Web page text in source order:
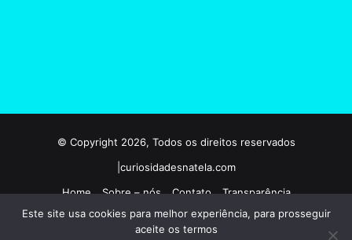
© Copyright 2026, Todos os direitos reservados
|curiosidadesnatela.com
Home
Sobre – nós Contato
Transparência
Termos e condições de uso
Politicas de privacidade
Este site usa cookies para melhor experiência, para prosseguir
aceite os termos